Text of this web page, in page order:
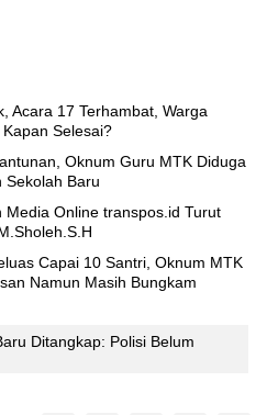
Acara 17 Terhambat, Warga
Selesai?
Oknum Guru MTK Diduga
Sekolah Baru
Media Online transpos.id Turut
Capai 10 Santri, Oknum MTK
Namun Masih Bungkam
Ditangkap: Polisi Belum